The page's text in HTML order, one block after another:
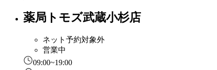
薬局トモズ武蔵小杉店
ネット予約対象外
営業中
09:00~19:00